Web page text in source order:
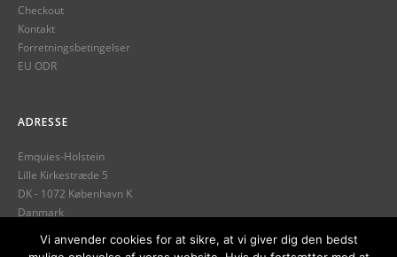
Checkout
Kontakt
Forretningsbetingelser
EU ODR
ADRESSE
Emquies-Holstein
Lille Kirkestræde 5
DK - 1072 København K
Danmark
Vi anvender cookies for at sikre, at vi giver dig den bedst